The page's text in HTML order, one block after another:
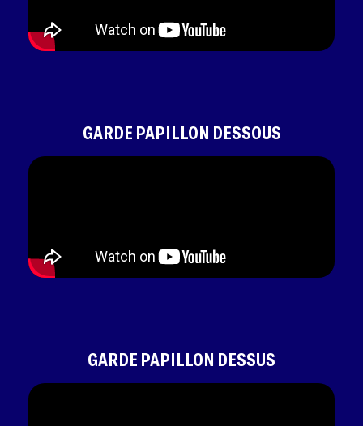
GARDE PAPILLON DESSOUS
GARDE PAPILLON DESSUS